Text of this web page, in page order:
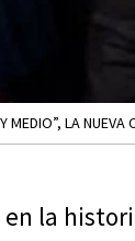
MEDIO”, LA
en la